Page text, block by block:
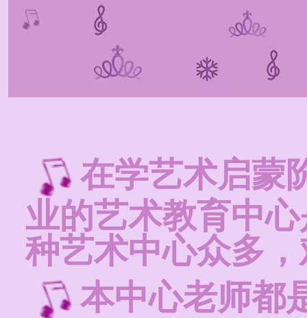
在学艺术启蒙
业的艺术教育中
种艺术中心众多
本中心老师都